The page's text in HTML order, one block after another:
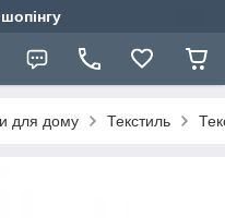
для дому Текстиль